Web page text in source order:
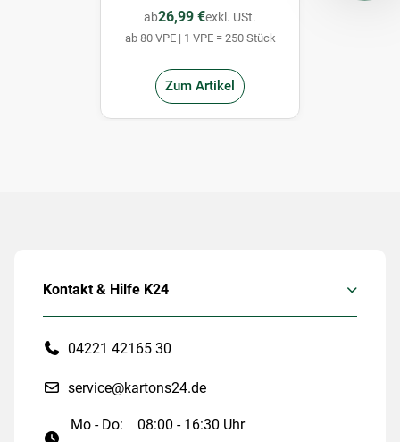
ab26,99 €exkl. USt.
ab 80 VPE | 1 VPE = 250 Stück
Zum Artikel
Kontakt & Hilfe K24
04221 42165 30
service@kartons24.de
Mo - Do:
08:00 - 16:30 Uhr